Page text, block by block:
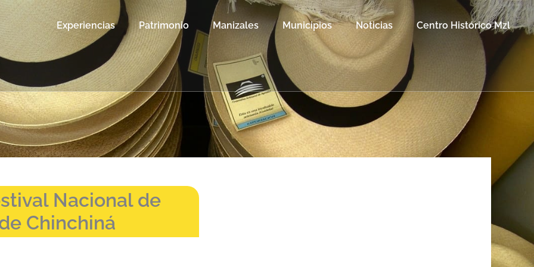
Experiencias Patrimonio Manizales Municipios Noticias Centro Histórico Mzl
Nacional de
Chinchiná